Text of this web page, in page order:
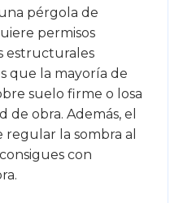
pérgola de
permisos
estructurales
que la mayoría de
suelo firme o losa
de obra. Además, el
la sombra al
con